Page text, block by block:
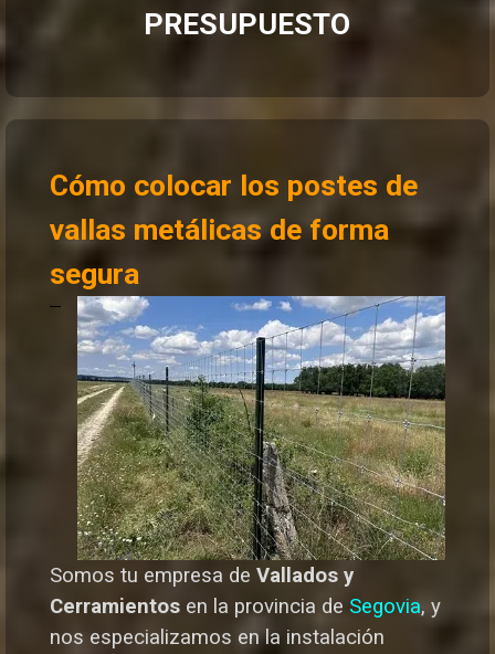
PRESUPUESTO
Cómo colocar los postes de
vallas metálicas de forma
segura
Somos tu empresa de Vallados y
Cerramientos en la provincia de Segovia, y
nos especializamos en la instalación